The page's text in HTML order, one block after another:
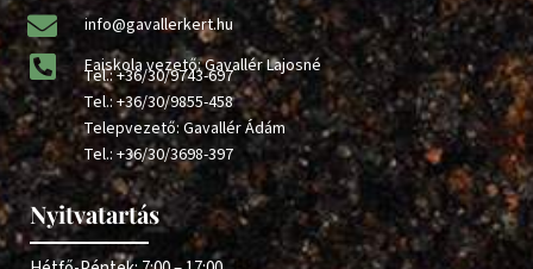
info@gavallerkert.hu
Faiskola vezető: Gavallér Lajosné
Tel.:+36/30/9743-697
Tel.:+36/30/9855-458
Telepvezető: Gavallér Ádám
Tel.:+36/30/3698-397
Nyitvatartás